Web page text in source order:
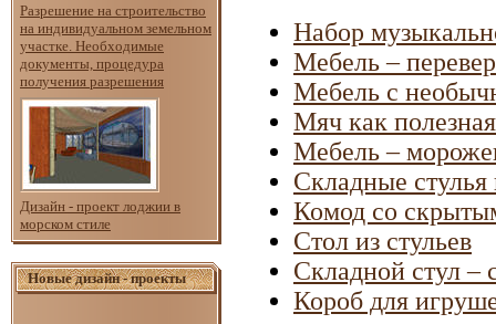
Разрешение на строительство
на индивидуальном земельном
участке. Необходимые
документы, процедура
получения разрешения
Дизайн - проект лоджии в
морском стиле
Новые дизайн - проекты
Набор
Мебель –
Мебель с
Мяч как
Мебель –
Складные стулья
Комод со
Стол из стульев
Складной стул –
Короб для